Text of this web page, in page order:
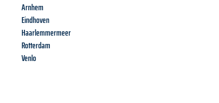
Arnhem
Eindhoven
Haarlemmermeer
Rotterdam
Venlo